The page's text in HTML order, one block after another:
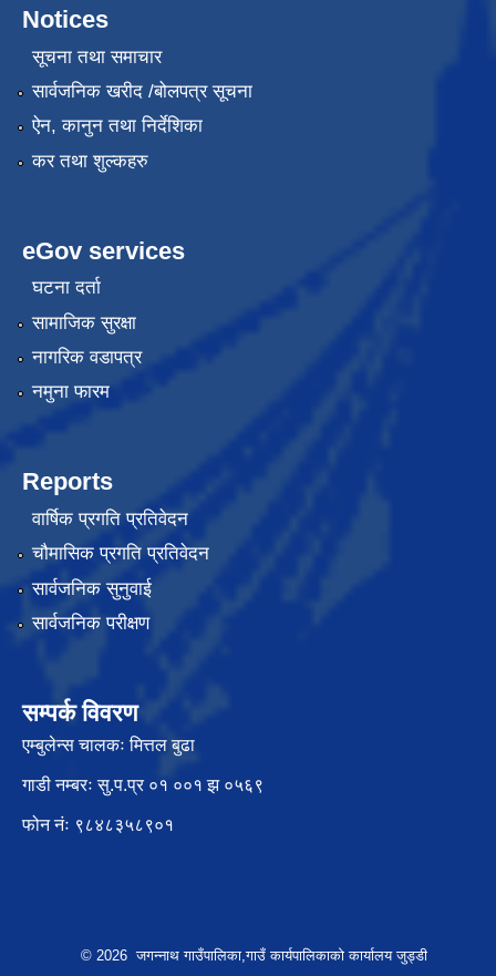
Notices
सूचना तथा समाचार
सार्वजनिक खरीद /बोलपत्र सूचना
ऐन, कानुन तथा निर्देशिका
कर तथा शुल्कहरु
eGov services
घटना दर्ता
सामाजिक सुरक्षा
नागरिक वडापत्र
नमुना फारम
Reports
वार्षिक प्रगति प्रतिवेदन
चौमासिक प्रगति प्रतिवेदन
सार्वजनिक सुनुवाई
सार्वजनिक परीक्षण
सम्पर्क विवरण
एम्बुलेन्स चालकः मित्तल बुढा
गाडी नम्बरः सु.प.प्र ०१ ००१ झ ०५६९
फोन नंः ९८४८३५८९०१
© 2026 जगन्नाथ गाउँपालिका,गाउँ कार्यपालिकाको कार्यालय जुड्डी